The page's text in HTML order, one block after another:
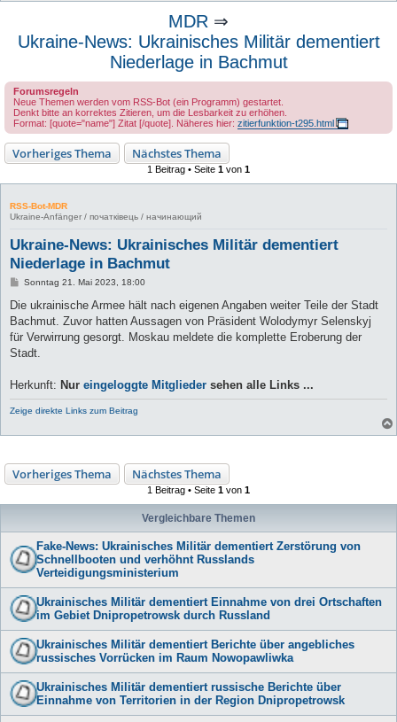
MDR ⇒
Ukraine-News: Ukrainisches Militär dementiert
Niederlage in Bachmut
Forumsregeln
Neue Themen werden vom RSS-Bot (ein Programm) gestartet.
Denkt bitte an korrektes Zitieren, um die Lesbarkeit zu erhöhen.
Format: [quote="name"] Zitat [/quote]. Näheres hier: zitierfunktion-t295.html
Vorheriges Thema Nächstes Thema
1 Beitrag • Seite 1 von 1
RSS-Bot-MDR
Ukraine-Anfänger / початківець / начинающий
Ukraine-News: Ukrainisches Militär dementiert
Niederlage in Bachmut
B
i
r
a
Sonntag 21. Mai 2023, 18:00
Die ukrainische Armee hält nach eigenen Angaben weiter Teile der Stadt
Bachmut. Zuvor hatten Aussagen von Präsident Wolodymyr Selenskyj
für Verwirrung gesorgt. Moskau meldete die komplette Eroberung der
Stadt.
Herkunft: Nur eingeloggte Mitglieder sehen alle Links ...
Zeige direkte Links zum Beitrag
Vorheriges Thema Nächstes Thema
1 Beitrag • Seite 1 von 1
Vergleichbare Themen
Fake-News: Ukrainisches Militär dementiert Zerstörung von
Schnellbooten und verhöhnt Russlands
Verteidigungsministerium
Ukrainisches Militär dementiert Einnahme von drei Ortschaften
im Gebiet Dnipropetrowsk durch Russland
Ukrainisches Militär dementiert Berichte über angebliches
russisches Vorrücken im Raum Nowopawliwka
Ukrainisches Militär dementiert russische Berichte über
Einnahme von Territorien in der Region Dnipropetrowsk